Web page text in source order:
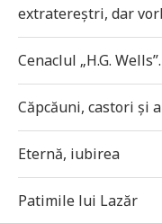
extratereștri, dar
Cenaclul „H.G.
Căpcăuni, castori și
Eternă, iubirea
Patimile lui Lazăr